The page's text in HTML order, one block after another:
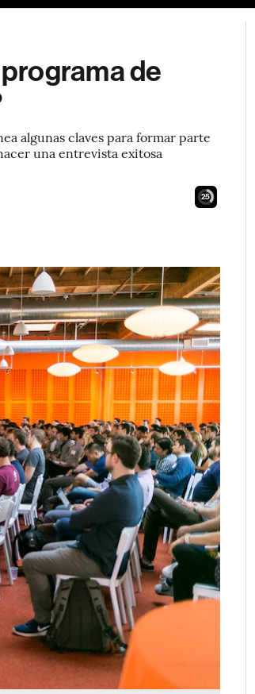
de
algunas claves para formar parte
una entrevista exitosa
24